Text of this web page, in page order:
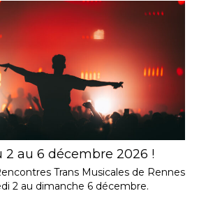
2 au 6 décembre 2026 !
Trans Musicales de Rennes
2 au dimanche 6 décembre.